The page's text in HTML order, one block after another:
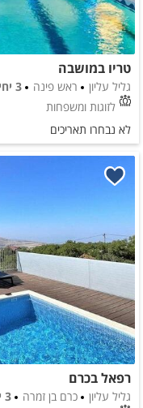
טריו במושבה
גליל עליון ראש פינה
3 יחידות
לזוגות ומשפחות
לא נבחרו תאריכים
רפאל בכרם
גליל עליון כרם בן זמרה
3 יחידות